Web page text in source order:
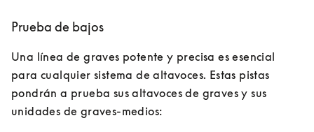
Prueba de bajos
Una línea de graves potente y precisa es esencial
para cualquier sistema de altavoces. Estas pistas
pondrán a prueba sus altavoces de graves y sus
unidades de graves-medios: